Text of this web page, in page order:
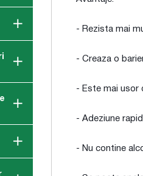
- Rezista mai
- Creaza o
- Este mai usor
- Adeziune
- Nu contine